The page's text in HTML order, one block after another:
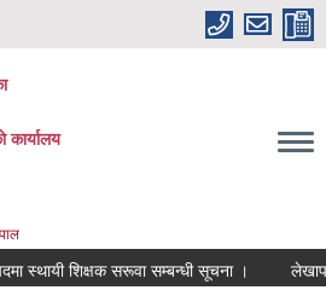
कार्यालय
स्थायी शिक्षक सरूवा सम्बन्धी सूचना ।